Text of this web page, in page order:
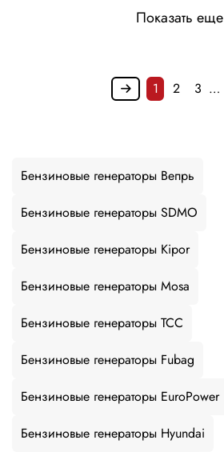
Показать еще
1 2 3 …
Бензиновые генераторы Вепрь
Бензиновые генераторы SDMO
Бензиновые генераторы Kipor
Бензиновые генераторы Mosa
Бензиновые генераторы ТСС
Бензиновые генераторы Fubag
Бензиновые генераторы EuroPower
Бензиновые генераторы Hyundai